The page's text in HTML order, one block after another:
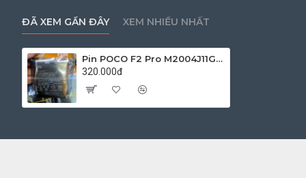
ĐÃ XEM GẦN ĐÂY XEM NHIỀU NHẤT
Pin POCO F2 Pro M2004J11G Zin
320.000đ